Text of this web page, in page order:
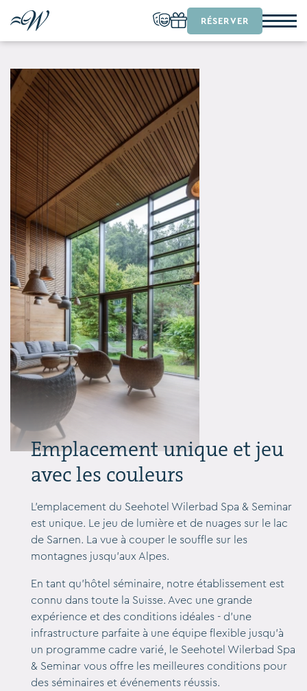
RÉSERVER
Emplacement unique et jeu
avec les couleurs
L'emplacement du Seehotel Wilerbad Spa & Seminar
est unique. Le jeu de lumière et de nuages sur le lac
de Sarnen. La vue à couper le souffle sur les
montagnes jusqu'aux Alpes.
En tant qu'hôtel séminaire, notre établissement est
connu dans toute la Suisse. Avec une grande
expérience et des conditions idéales - d'une
infrastructure parfaite à une équipe flexible jusqu'à
un programme cadre varié, le Seehotel Wilerbad Spa
& Seminar vous offre les meilleures conditions pour
des séminaires et événements réussis.